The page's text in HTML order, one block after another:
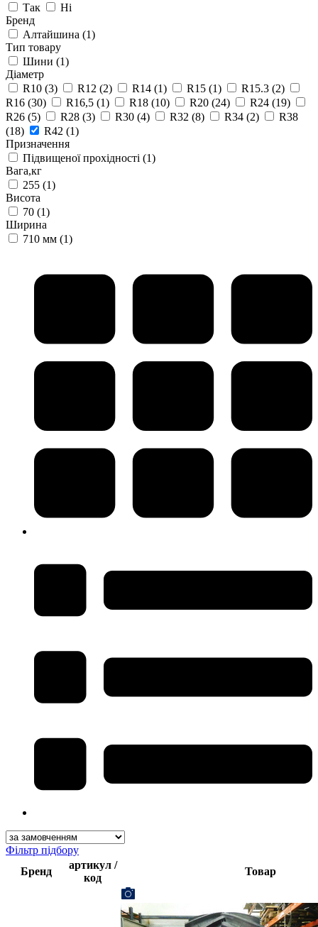
Так
Ні
Бренд
Алтайшина (1)
Тип товару
Шини (1)
Діаметр
R10 (3) R12 (2) R14 (1) R15 (1) R15.3 (2)
R16 (30) R16,5 (1) R18 (10) R20 (24) R24 (19)
R26 (5) R28 (3) R30 (4) R32 (8) R34 (2)
R38
(18)
R42 (1)
Призначення
Підвищеної прохідності (1)
Вага,кг
255 (1)
Висота
70 (1)
Ширина
710 мм (1)
Фільтр підбору
Бренд
артикул /
код
Товар